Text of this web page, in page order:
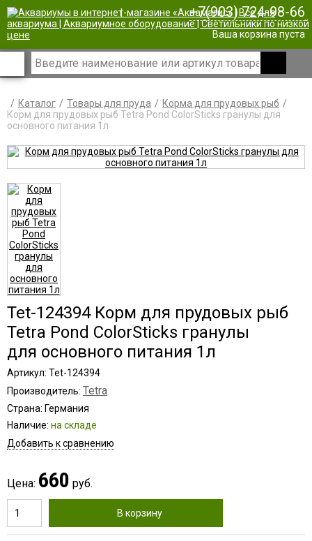
| +7(903) 724-98-66
Ваша корзина пуста
Каталог Товары для пруда
Корма для прудовых рыб
Корм для прудовых рыб Tetra Pond ColorSticks гранулы для
основного питания 1л
Tet-124394 Корм для прудовых рыб
Tetra Pond ColorSticks гранулы
для основного питания 1л
Артикул: Tet-124394
Производитель: Tetra
Страна: Германия
Наличие: на складе
Добавить к сравнению
Цена: 660 руб.
В корзину